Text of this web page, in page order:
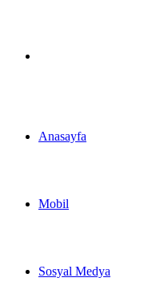
Anasayfa
Mobil
Sosyal Medya